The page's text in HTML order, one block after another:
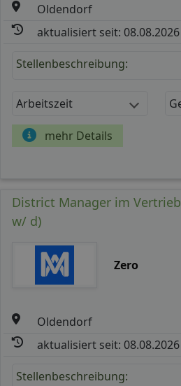
Oldendorf
aktualisiert seit: 08.08.2026
Stellenbeschreibung:
Arbeitszeit
mehr Details
District Manager im
w/ d)
Zero
Oldendorf
aktualisiert seit: 08.08.2026
Stellenbeschreibung: